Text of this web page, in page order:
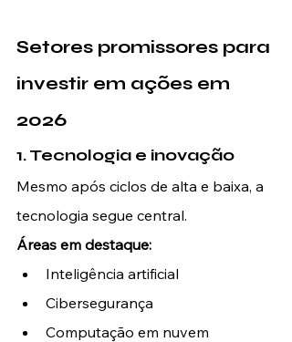
Setores promissores para
investir em ações em
2026
1. Tecnologia e inovação
Mesmo após ciclos de alta e baixa, a
tecnologia segue central.
Áreas em destaque:
Inteligência artificial
Cibersegurança
Computação em nuvem